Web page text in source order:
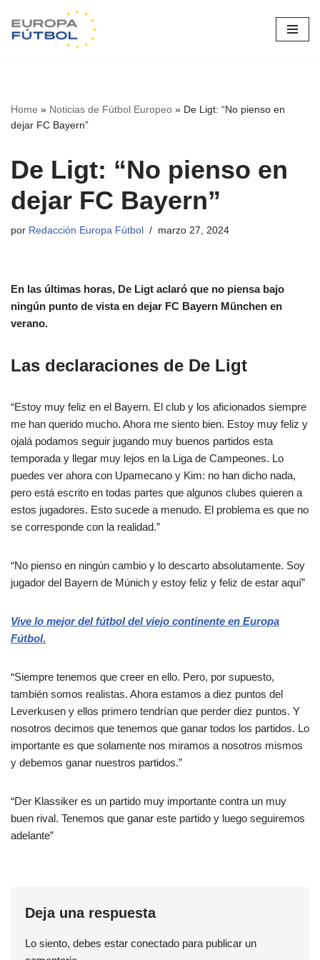
Saltar
Home » Noticias de Fútbol Europeo » De Ligt: “No pienso en
dejar FC Bayern”
De Ligt: “No pienso en
dejar FC Bayern”
por Redacción Europa Fútbol marzo 27, 2024
En las últimas horas, De Ligt aclaró que no piensa bajo
ningún punto de vista en dejar FC Bayern München en
verano.
Las declaraciones de De Ligt
“Estoy muy feliz en el Bayern. El club y los aficionados siempre
me han querido mucho. Ahora me siento bien. Estoy muy feliz y
ojalá podamos seguir jugando muy buenos partidos esta
temporada y llegar muy lejos en la Liga de Campeones. Lo
puedes ver ahora con Upamecano y Kim: no han dicho nada,
pero está escrito en todas partes que algunos clubes quieren a
estos jugadores. Esto sucede a menudo. El problema es que no
se corresponde con la realidad.”
“No pienso en ningún cambio y lo descarto absolutamente. Soy
jugador del Bayern de Múnich y estoy feliz y feliz de estar aquí”
Vive lo mejor del fútbol del viejo continente en Europa
Fútbol.
“Siempre tenemos que creer en ello. Pero, por supuesto,
también somos realistas. Ahora estamos a diez puntos del
Leverkusen y ellos primero tendrían que perder diez puntos. Y
nosotros decimos que tenemos que ganar todos los partidos. Lo
importante es que solamente nos miramos a nosotros mismos
y debemos ganar nuestros partidos.”
“Der Klassiker es un partido muy importante contra un muy
buen rival. Tenemos que ganar este partido y luego seguiremos
adelante”
Deja una respuesta
Lo siento, debes estar conectado para publicar un